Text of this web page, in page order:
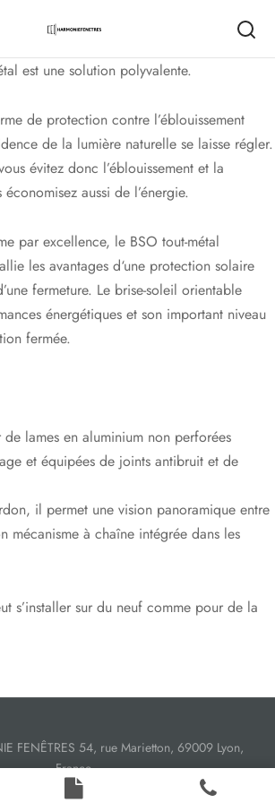
est une solution polyvalente.
de protection contre l’éblouissement
de la lumière naturelle se laisse régler.
évitez donc l’éblouissement et la
aussi de l’énergie.
par excellence, le BSO tout-métal
les avantages d‘une protection solaire
fermeture. Le brise-soleil orientable
énergétiques et son important niveau
fermée.
de lames en aluminium non perforées
et équipées de joints antibruit et de
il permet une vision panoramique entre
mécanisme à chaîne intégrée dans les
s’installer sur du neuf comme pour de la
FENÊTRES 54, rue Marietton, 69009 Lyon,
France.
Terrasse